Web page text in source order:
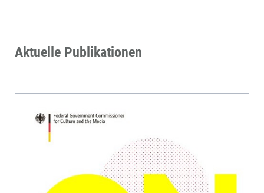
ffa-
Aktuelle Publikationen